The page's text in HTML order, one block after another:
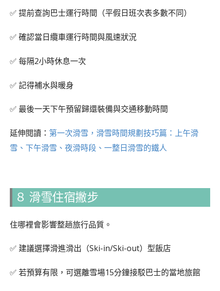
✅ 提前查詢巴士運行時間（平假日班次表多數不同）
✅ 確認當日纜車運行時間與風速狀況
✅ 每隔2小時休息一次
✅ 記得補水與暖身
✅ 最後一天下午預留歸還裝備與交通移動時間
延伸閱讀： 第一次滑雪，滑雪時間規劃技巧篇：上午滑
雪、下午滑雪、夜滑時段、一整日滑雪的鐵人
８ 滑雪住宿撇步
住哪裡會影響整趟旅行品質。
✅ 建議選擇滑進滑出（Ski-in/Ski-out）型飯店
✅ 若預算有限，可選離雪場15分鐘接駁巴士的當地旅館